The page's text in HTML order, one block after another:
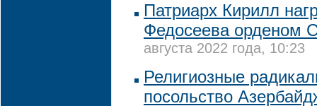
Патриарх Кирилл
Федосеева орденом
августа 2022 года, 10:23
Религиозные
посольство